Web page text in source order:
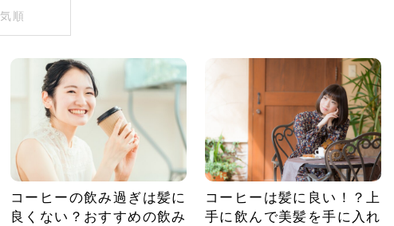
トリートメントの付け方で
仕上がりが変わる｜効かな
トリートメントの付け方で仕上がりは
大きく変わります。今回は、毛先中心
の塗り...
新生活シーズン、朝の身支度を少しで
も短くしたい人は多いはず。じつは寝
もっと見る
髪のくすみが気になる人
へ！2026春トレンドの明る
2026春のトレンドカラーは明るめのく
すみカラーです。ただし、髪がすでに
職場で浮かない落ち着いたトーンにし
たいけれど、どこか垢抜けた印象にし
もっと見る
2026年のショートウルフ最
新トレンドとは？ナチュラ
2026年のショートウルフは、ナチュラ
ルでエアリーな仕上がりが今っぽい正
2026年はレイヤーカットを使った髪型
のトレンドと重なり、ルーズウェーブ
もっと見る
美容室に行くのが恥ずかし
い？髪質の変化に気づいた
しばらく美容室に行けていないし、そ
ろそろ髪型を変えて気分転換したいと
思って...
美容室を倒産する数が増えているとい
うニュースがありました。もともと美
もっと見る
ヘッドスパの落とし穴！知
らないと損する真実
血行を促進し、リラックス効果や美髪
効果が...
毎日のちょっとした習慣で小顔は作れ
る！頭のこりをほぐしてフェイスライ
もっと見る
髪を育てるには？毎日の洗
い方と生活習慣を見直す基
髪をきれいに育てるには高価なアイテ
ムを増やす前に、洗い方や乾かし方、
頭皮の...
目元の印象を左右するのは目そのもの
ではなく、頭皮の状態かもしれませ
ん。以下...
もっと見る
発酵エキスシャンプーって
何がいいの？無印良品など
スキンケアで人気の発酵成分が、シャ
ンプーにも広がっています。無印良品
などの...
ヘアアイロンを使うのが苦手、火傷が
怖いと感じている方はいないでしょう
もっと見る
ミニマリストのメイク術｜
少ないアイテムで「自分ら
「たくさんのコスメを持っているの
に、実際に使っているのはいつも同じ
ものばか...
メイクをしている時間も、スキンケア
の時間に変えるという発想から生まれ
もっと見る
針で小顔を目指す！美容鍼
の効果と後悔しない選び方
フェイスラインをすっきりさせたいと
いうお悩みを抱えている方はいないで
しょう...
サロンのメニューを見ていると、「リ
ンパマッサージ」の他に「経絡マッサ
もっと見る
化粧ノリが変わる「顔脱
毛」。4つのメリットと、始
顔の産毛をカミソリで剃って、毛抜き
で抜くなど、日々の自己処理を手間に
感じて...
「ムダ毛が気になる」とお子さんが悩
んでいる姿を見て、エステ脱毛を検討
もっと見る
2026年運気アップネイルガ
イドを公開！幸運を呼ぶ色
最近、なんとなく運気が停滞している
気がすると悩んでいないでしょうか？
じつは...
SNSや雑誌で見かけた素敵なネイルデ
ザインを、いざ自分の爪に試してみた
もっと見る
と種類の見分け方＆自宅で
できる...
ふと鏡を見て、急に小じわが増えたと
落ち込んでいないでしょうか？じつは
その原...
あおい
良い？その違いは？PDRN
や...
ルルルン ハイドラシリーズを使いたい
けれど、種類が多くてどれを選べばい
さな
もっと見る
果。オールハンドエステの
魅力と、...
痩身エステと一言で言っても、最新の
機器を使ったものから、昔ながらの手
技によ...
あかり
しませんか？失敗する人の
共通点...
医師の管理のもと、科学的根拠に基づ
いて行う「医療ダイエット」は、自己
さな
もっと見る
順
コーヒーの飲み過ぎは髪に
良くない？おすすめの飲み
コーヒーは髪に良い！？上
手に飲んで美髪を手に入れ